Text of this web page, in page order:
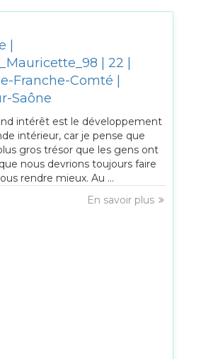
| 22 |
Franche-Comté |
Saône
intérêt est le développement
intérieur, car je pense que
gros trésor que les gens ont
nous devrions toujours faire
rendre mieux. Au ...
En savoir plus